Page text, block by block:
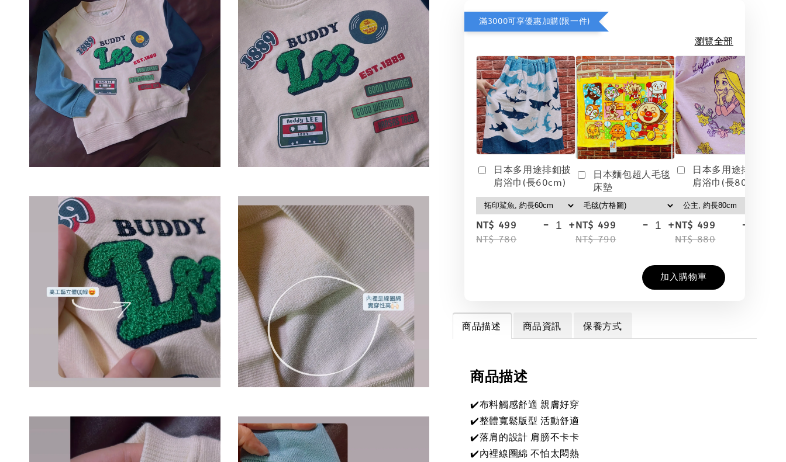
滿3000可享優惠加購(限一件)
瀏覽全部
日本多用途排釦披
肩浴巾(長60cm)
NT$ 499
NT$ 780
- +
日本麵包超人毛毯
床墊
NT$ 499
NT$ 790
- +
日本多用途排釦披
肩浴巾(長80cm)
NT$ 499
NT$ 880
-
加入購物車
商品描述 商品資訊 保養方式
商品描述
✔️布料觸感舒適 親膚好穿
✔️整體寬鬆版型 活動舒適
✔️落肩的設計 肩膀不卡卡
✔️內裡線圈綿 不怕太悶熱